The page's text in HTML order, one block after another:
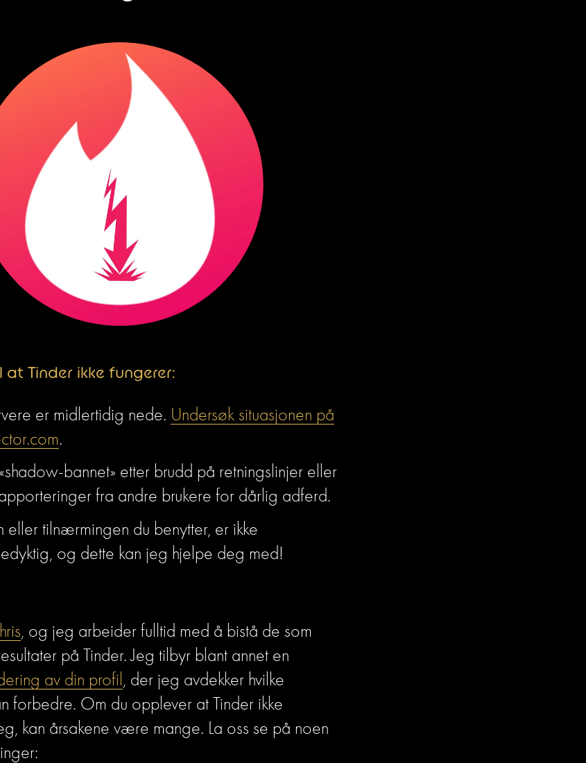
at Tinder ikke fungerer:
er midlertidig nede. Undersøk situasjonen på
.
bannet» etter brudd på retningslinjer eller
fra andre brukere for dårlig adferd.
eller tilnærmingen du benytter, er ikke
og dette kan jeg hjelpe deg med!
, og jeg arbeider fulltid med å bistå de som
av din profil , der jeg avdekker hvilke
forbedre. Om du opplever at Tinder ikke
kan årsakene være mange. La oss se på noen